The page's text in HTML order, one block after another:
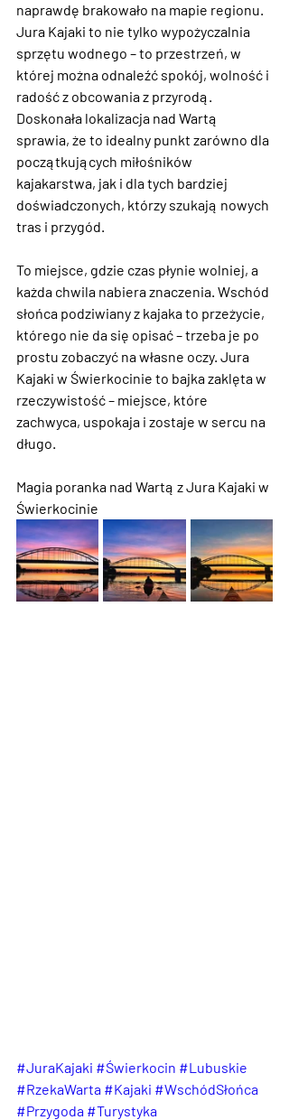
naprawdę brakowało na mapie regionu.
Jura Kajaki to nie tylko wypożyczalnia
sprzętu wodnego – to przestrzeń, w
której można odnaleźć spokój, wolność i
radość z obcowania z przyrodą.
Doskonała lokalizacja nad Wartą
sprawia, że to idealny punkt zarówno dla
początkujących miłośników
kajakarstwa, jak i dla tych bardziej
doświadczonych, którzy szukają nowych
tras i przygód.
To miejsce, gdzie czas płynie wolniej, a
każda chwila nabiera znaczenia. Wschód
słońca podziwiany z kajaka to przeżycie,
którego nie da się opisać – trzeba je po
prostu zobaczyć na własne oczy. Jura
Kajaki w Świerkocinie to bajka zaklęta w
rzeczywistość – miejsce, które
zachwyca, uspokaja i zostaje w sercu na
długo.
Magia poranka nad Wartą z Jura Kajaki w
Świerkocinie
#JuraKajaki #Świerkocin #Lubuskie
#RzekaWarta #Kajaki #WschódSłońca
#Przygoda #Turystyka